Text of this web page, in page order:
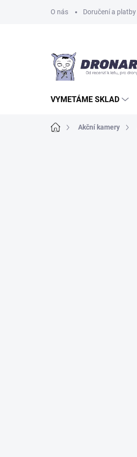
O nás Doručení a platby
VYMETÁME SKLAD
Domů Akční kamery